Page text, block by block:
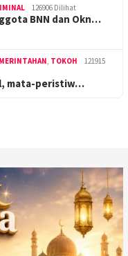
126906 Dilihat
BNN dan Okn…
, TOKOH
121915
mata-peristiw…